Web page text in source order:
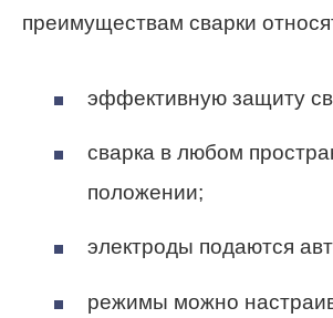
преимуществам сварки
эффективную защиту
сварка в любом
положении;
электроды подаются
режимы можно